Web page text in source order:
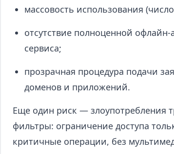
массовость использования
отсутствие полноценной
сервиса;
прозрачная процедура подачи
доменов и приложений.
Еще один риск — злоупотребления
фильтры: ограничение доступа
критичные операции, без